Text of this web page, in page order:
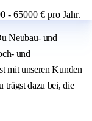
- 65000 € pro Jahr.
Neubau- und
und
mit unseren Kunden
trägst dazu bei, die